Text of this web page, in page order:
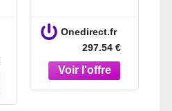
5G puissant et
robuste avec
stockage
extensible qui
répond à tous
Onedirect.fr
297.54 €